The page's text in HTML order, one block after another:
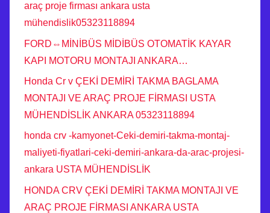
araç proje firması ankara usta
mühendislik05323118894
FORD⇔MİNİBÜS MİDİBÜS OTOMATİK KAYAR
KAPI MOTORU MONTAJI ANKARA…
Honda Cr v ÇEKİ DEMİRİ TAKMA BAGLAMA
MONTAJI VE ARAÇ PROJE FİRMASI USTA
MÜHENDİSLİK ANKARA 05323118894
honda crv -kamyonet-Ceki-demiri-takma-montaj-
maliyeti-fiyatlari-ceki-demiri-ankara-da-arac-projesi-
ankara USTA MÜHENDİSLİK
HONDA CRV ÇEKİ DEMİRİ TAKMA MONTAJI VE
ARAÇ PROJE FİRMASI ANKARA USTA